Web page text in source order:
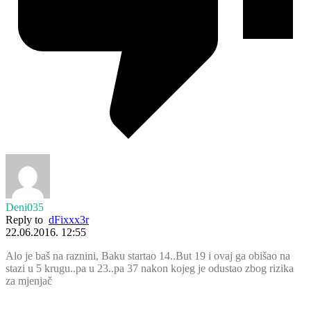
Deni035
Reply to dFixxx3r
22.06.2016. 12:55
Alo je baš na raznini, Baku startao 14..But 19 i ovaj ga obišao na
stazi u 5 krugu..pa u 23..pa 37 nakon kojeg je odustao zbog rizika
za mjenjač